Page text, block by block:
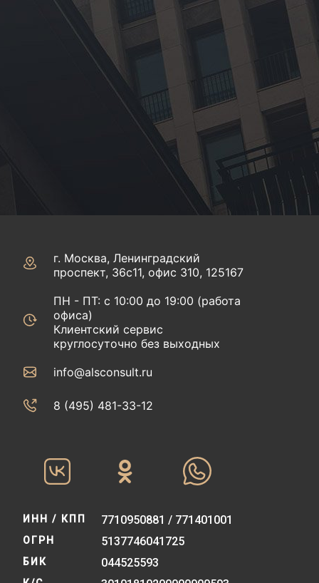
г. Москва, Ленинградский
проспект, 36с11, офис 310, 125167
ПН - ПТ: с 10:00 до 19:00 (работа
офиса)
Клиентский сервис
круглосуточно без выходных
info@alsconsult.ru
8 (495) 481-33-12‬‬
ИНН / КПП 7710950881 / 771401001
ОГРН 5137746041725
БИК 044525593